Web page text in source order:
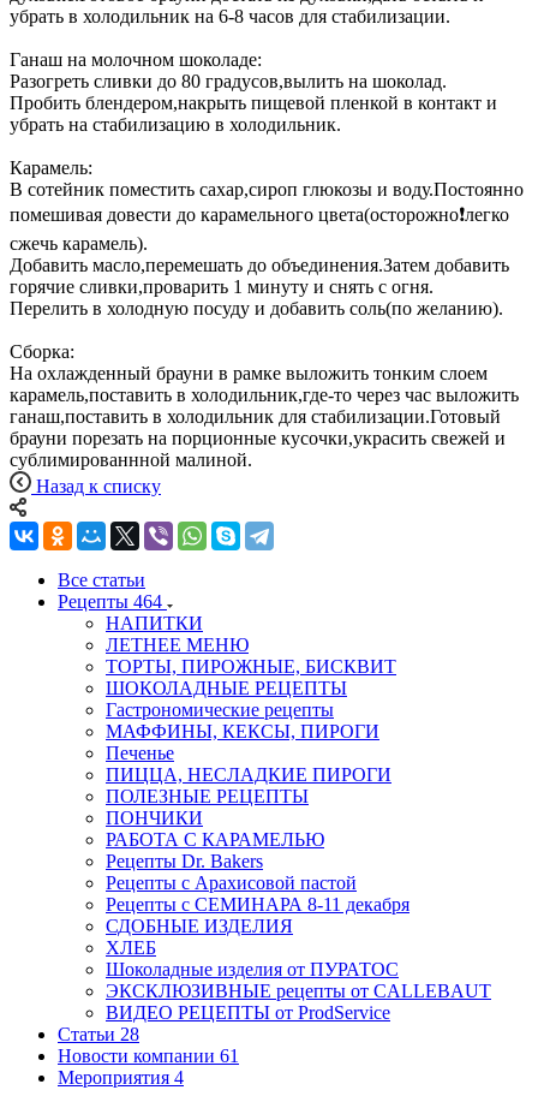
убрать в холодильник на 6-8 часов для стабилизации.
Ганаш на молочном шоколаде:
Разогреть сливки до 80 градусов,вылить на шоколад.
Пробить блендером,накрыть пищевой пленкой в контакт и
убрать на стабилизацию в холодильник.
Карамель:
В сотейник поместить сахар,сироп глюкозы и воду.Постоянно
помешивая довести до карамельного цвета(осторожно❗️легко
сжечь карамель).
Добавить масло,перемешать до объединения.Затем добавить
горячие сливки,проварить 1 минуту и снять с огня.
Перелить в холодную посуду и добавить соль(по желанию).
Сборка:
На охлажденный брауни в рамке выложить тонким слоем
карамель,поставить в холодильник,где-то через час выложить
ганаш,поставить в холодильник для стабилизации.Готовый
брауни порезать на порционные кусочки,украсить свежей и
сублимированнной малиной.
Назад к списку
Все статьи
Рецепты 464
НАПИТКИ
ЛЕТНЕЕ МЕНЮ
ТОРТЫ, ПИРОЖНЫЕ, БИСКВИТ
ШОКОЛАДНЫЕ РЕЦЕПТЫ
Гастрономические рецепты
МАФФИНЫ, КЕКСЫ, ПИРОГИ
Печенье
ПИЦЦА, НЕСЛАДКИЕ ПИРОГИ
ПОЛЕЗНЫЕ РЕЦЕПТЫ
ПОНЧИКИ
РАБОТА С КАРАМЕЛЬЮ
Рецепты Dr. Bakers
Рецепты с Арахисовой пастой
Рецепты с СЕМИНАРА 8-11 декабря
СДОБНЫЕ ИЗДЕЛИЯ
ХЛЕБ
Шоколадные изделия от ПУРАТОС
ЭКСКЛЮЗИВНЫЕ рецепты от CALLEBAUT
ВИДЕО РЕЦЕПТЫ от ProdService
Статьи 28
Новости компании 61
Мероприятия 4